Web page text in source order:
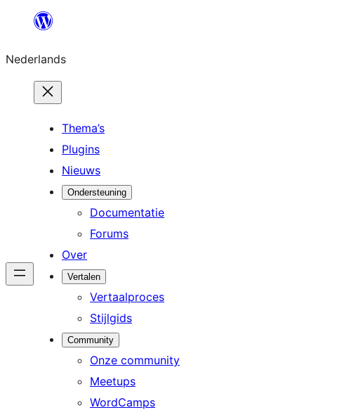
de
inhoud
Nederlands
Thema’s
Plugins
Nieuws
Ondersteuning
Documentatie
Forums
Over
Vertalen
Vertaalproces
Stijlgids
Community
Onze community
Meetups
WordCamps